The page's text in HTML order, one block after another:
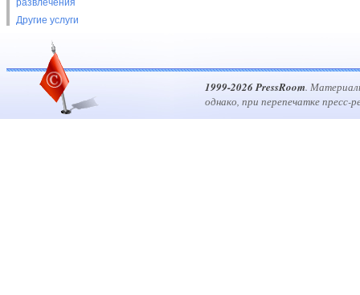
развлечения
Другие услуги
1999-2026 PressRoom.
однако, при перепечатке пресс-